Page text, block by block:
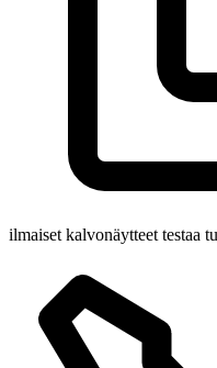
ilmaiset kalvonäytteet testaa